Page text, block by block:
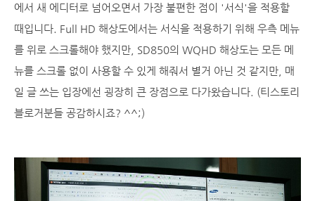
에서 새 에디터로 넘어오면서 가장 불편한 점이 '서식'을 적용할
때입니다. Full HD 해상도에서는 서식을 적용하기 위해 우측 메뉴
를 위로 스크롤해야 했지만, SD850의 WQHD 해상도는 모든 메
뉴를 스크롤 없이 사용할 수 있게 해줘서 별거 아닌 것 같지만, 매
일 글 쓰는 입장에선 굉장히 큰 장점으로 다가왔습니다. (티스토리
블로거분들 공감하시죠? ^^;)